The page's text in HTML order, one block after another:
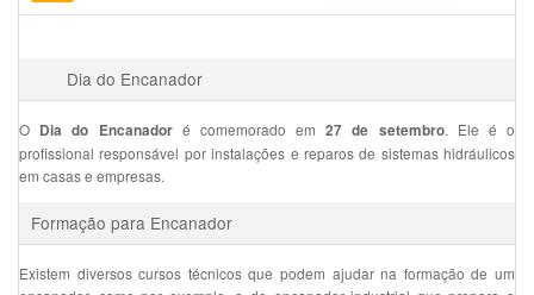
Dia do Encanador
O Dia do Encanadoré comemorado em27 de setembro. Ele é o
profissional responsável por instalações e reparos de sistemas hidráulicos
em casas e empresas.
Formação para Encanador
Existem diversos cursos técnicos que podem ajudar na formação de um